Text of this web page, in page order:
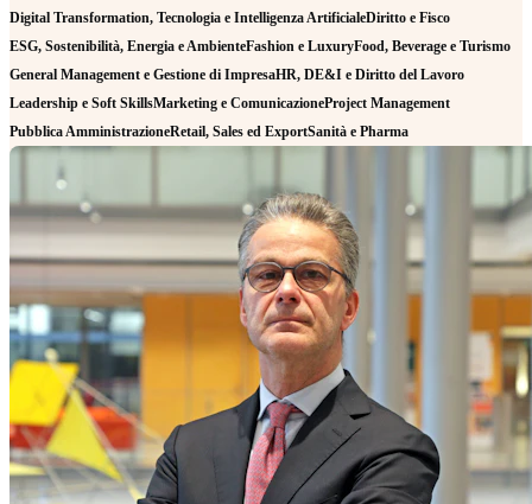
Digital Transformation, Tecnologia e Intelligenza ArtificialeDiritto e Fisco
ESG, Sostenibilità, Energia e AmbienteFashion e LuxuryFood, Beverage e Turismo
General Management e Gestione di ImpresaHR, DE&I e Diritto del Lavoro
Leadership e Soft SkillsMarketing e ComunicazioneProject Management
Pubblica AmministrazioneRetail, Sales ed ExportSanità e Pharma